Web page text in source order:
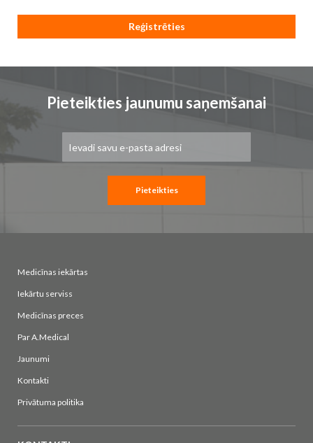
Reģistrēties
Pieteikties jaunumu saņemšanai
saņemšanai:
Pieteikties
Medicīnas iekārtas
Iekārtu serviss
Medicīnas preces
Par A.Medical
Jaunumi
Kontakti
Privātuma politika